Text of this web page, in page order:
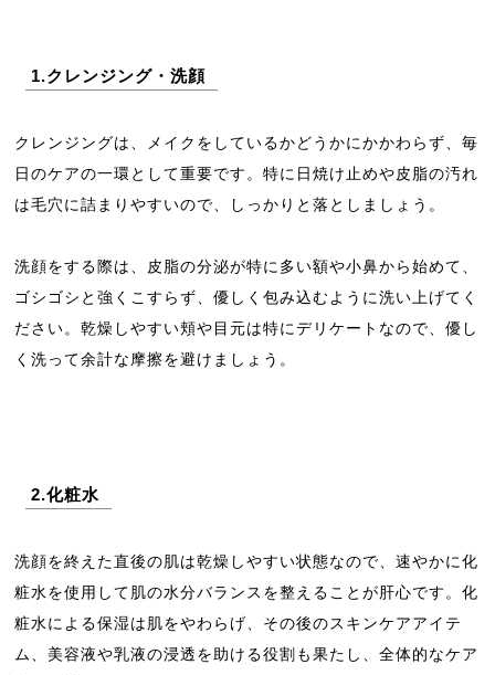
1.クレンジング・洗顔
クレンジングは、メイクをしているかどうかにかかわらず、毎
日のケアの一環として重要です。特に日焼け止めや皮脂の汚れ
は毛穴に詰まりやすいので、しっかりと落としましょう。
洗顔をする際は、皮脂の分泌が特に多い額や小鼻から始めて、
ゴシゴシと強くこすらず、優しく包み込むように洗い上げてく
ださい。乾燥しやすい頬や目元は特にデリケートなので、優し
く洗って余計な摩擦を避けましょう。
2.化粧水
洗顔を終えた直後の肌は乾燥しやすい状態なので、速やかに化
粧水を使用して肌の水分バランスを整えることが肝心です。化
粧水による保湿は肌をやわらげ、その後のスキンケアアイテ
ム、美容液や乳液の浸透を助ける役割も果たし、全体的なケア